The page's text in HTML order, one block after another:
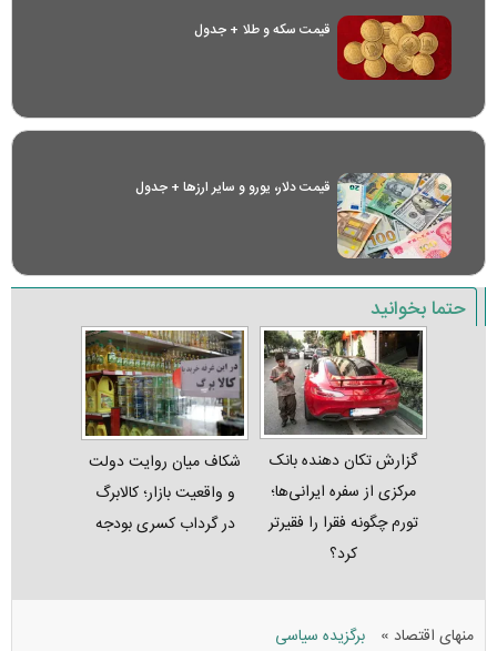
قیمت سکه و طلا + جدول
قیمت دلار، یورو و سایر ارز‌ها + جدول
حتما بخوانید
گزارش تکان‌ دهنده بانک
مرکزی از سفره ایرانی‌ها؛
تورم چگونه فقرا را فقیرتر
کرد؟
شکاف میان روایت دولت
و واقعیت بازار؛ کالابرگ
در گرداب کسری بودجه
منهای اقتصاد » برگزیده سیاسی